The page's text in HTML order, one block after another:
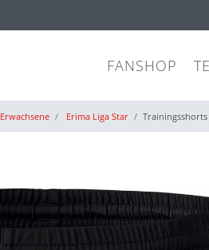
FANSHOP
Erwachsene Erima Liga Star Trainingsshorts